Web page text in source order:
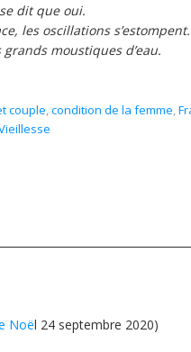
dit que oui.
les oscillations
moustiques d’eau.
couple,condition de la femme,
Noël 24 septembre 2020)